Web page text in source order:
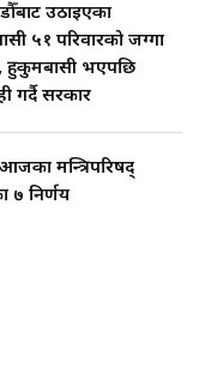
उठाइएका
५१ परिवारको जग्गा
हुकुमबासी भएपछि
गर्दै सरकार
मन्त्रिपरिषद्
७ निर्णय